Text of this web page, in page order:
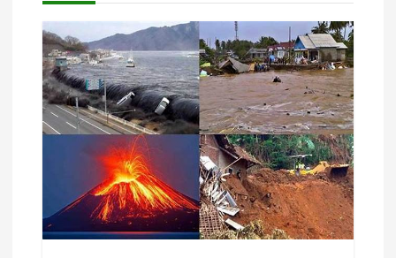
g
a
o